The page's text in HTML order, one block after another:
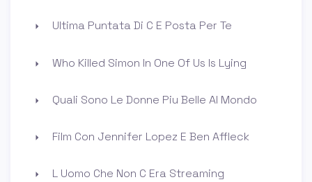
Ultima Puntata Di C E Posta Per Te
Who Killed Simon In One Of Us Is Lying
Quali Sono Le Donne Piu Belle Al Mondo
Film Con Jennifer Lopez E Ben Affleck
L Uomo Che Non C Era Streaming